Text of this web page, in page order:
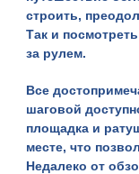
строить,
Так и
за рулем.
Все
шаговой
площадка и
месте, что
Недалеко от